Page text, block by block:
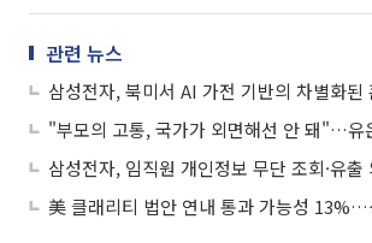
관련 뉴스
삼성전자, 임직원 개인정보 무단 조회·유출